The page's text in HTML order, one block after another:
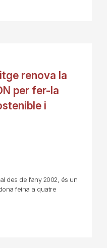
renova la
per fer-la
i
des de l’any 2002, és un
feina a quatre